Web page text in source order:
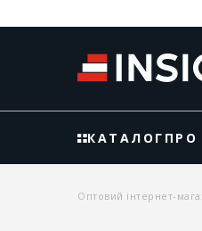
КАТАЛОГ ПРО
Оптовий інтернет-